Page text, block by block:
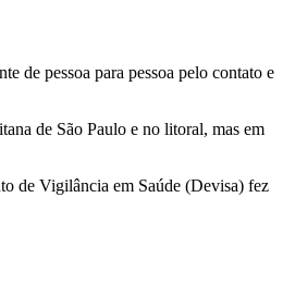
de pessoa para pessoa pelo contato e
de São Paulo e no litoral, mas em
de Vigilância em Saúde (Devisa) fez